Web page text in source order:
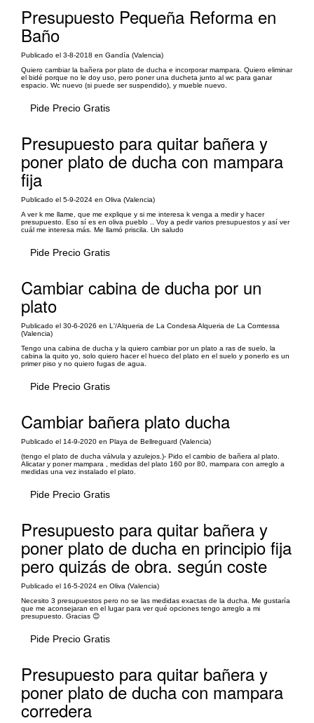
Presupuesto Pequeña Reforma en
Baño
Publicado el 3-8-2018 en Gandía (Valencia)
Quiero cambiar la bañera por plato de ducha e incorporar mampara. Quiero eliminar
el bidé porque no le doy uso, pero poner una ducheta junto al wc para ganar
espacio. Wc nuevo (si puede ser suspendido), y mueble nuevo.
Pide Precio Gratis
Presupuesto para quitar bañera y
poner plato de ducha con mampara
fija
Publicado el 5-9-2024 en Oliva (Valencia)
A ver k me llame, que me explique y si me interesa k venga a medir y hacer
presupuesto. Eso sí es en oliva pueblo .. Voy a pedir varios presupuestos y así ver
cuál me interesa más. Me llamó priscila. Un saludo
Pide Precio Gratis
Cambiar cabina de ducha por un
plato
Publicado el 30-6-2026 en L'/Alqueria de La Condesa Alqueria de La Comtessa
(Valencia)
Tengo una cabina de ducha y la quiero cambiar por un plato a ras de suelo, la
cabina la quito yo, solo quiero hacer el hueco del plato en el suelo y ponerlo es un
primer piso y no quiero fugas de agua.
Pide Precio Gratis
Cambiar bañera plato ducha
Publicado el 14-9-2020 en Playa de Bellreguard (Valencia)
(tengo el plato de ducha válvula y azulejos.)- Pido el cambio de bañera al plato.
Alicatar y poner mampara , medidas del plato 160 por 80, mampara con arreglo a
medidas una vez instalado el plato.
Pide Precio Gratis
Presupuesto para quitar bañera y
poner plato de ducha en principio fija
pero quizás de obra. según coste
Publicado el 16-5-2024 en Oliva (Valencia)
Necesito 3 presupuestos pero no se las medidas exactas de la ducha. Me gustaría
que me aconsejaran en el lugar para ver qué opciones tengo arreglo a mi
presupuesto. Gracias 😊
Pide Precio Gratis
Presupuesto para quitar bañera y
poner plato de ducha con mampara
corredera